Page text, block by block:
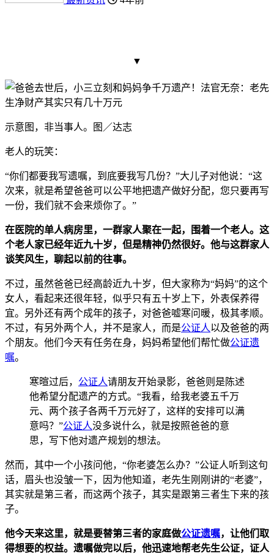
▼
示意图，非当事人。图／达志
老人的玩笑：
“你们都要我写遗嘱，到底要我写几份？”大儿子对他说：“这
次来，就是希望爸爸可以公平地把遗产做好分配，您只要再写
一份，我们就不会来烦你了。”
在医院的单人病房里，一群家人聚在一起，围着一个老人。这
个老人家已经年近九十岁，但是精神仍然很好。他与这群家人
谈笑风生，聊起以前的往事。
不过，虽然爸爸已经高龄近九十岁，但大家称为“妈妈”的这个
女人，看起来还很年轻，似乎只有五十岁上下，外表保养得
宜。另外还有两个成年的孩子，对爸爸嘘寒问 暖，极其孝顺。
不过，有另外两个人，并不是家人，而是公证人以及爸爸的两
个朋友。他们今天有任务在身，妈妈希望他们帮忙做公证遗
嘱。
寒暄过后， 公证人请朋友开始录影，爸爸则是陈述
他希望分配遗产的方式。“我看，给我老婆五千万
元、两个孩子各两千万元好了，这样的安排可以满
意吗？”公证人没多说什么，就是按照爸爸的意
思，写下他对遗产规划的想法。
然而，其中一个小孩问他，“你老婆怎么办？”公证人听到这句
话，眉头也没皱一下，因为他知道，老先生刚刚讲的“老婆”，
其实就是第三者，而这两个孩子，其实是跟第三者生下来的孩
子。
他今天来这里，就是要替第三者的家庭做公证遗嘱，让他们取
得想要的权益。遗嘱做完以后，他迅速地帮老先生公证，证人